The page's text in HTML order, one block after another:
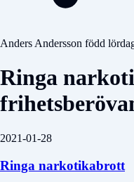
Anders Andersson född
Ringa
2021-01-28
Ringa narkotikabrott